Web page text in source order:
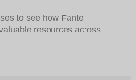
to see how Fante
resources across